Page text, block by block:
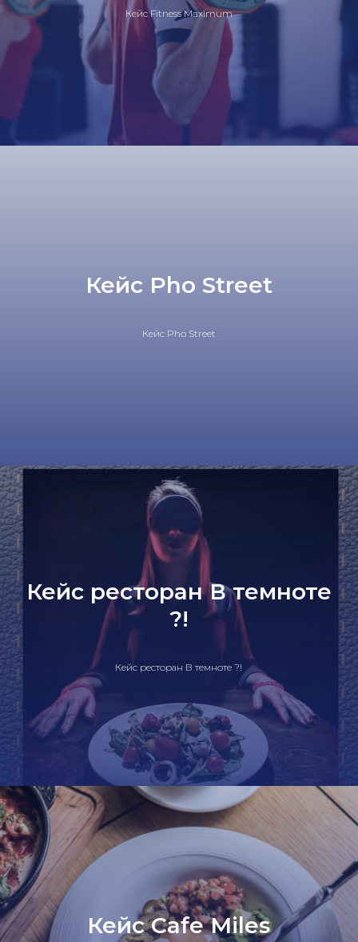
Кейс Fitness Maximum
Кейс Pho Street
Кейс Pho Street
Кейс ресторан В темноте
?!
Кейс ресторан В темноте ?!
Кейс Cafe Miles